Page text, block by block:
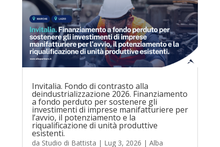
Invitalia. Fondo di contrasto alla
deindustrializzazione 2026. Finanziamento
a fondo perduto per sostenere gli
investimenti di imprese manifatturiere per
l’avvio, il potenziamento e la
riqualificazione di unità produttive
esistenti.
da Studio di Battista | Lug 3, 2026 | Alba